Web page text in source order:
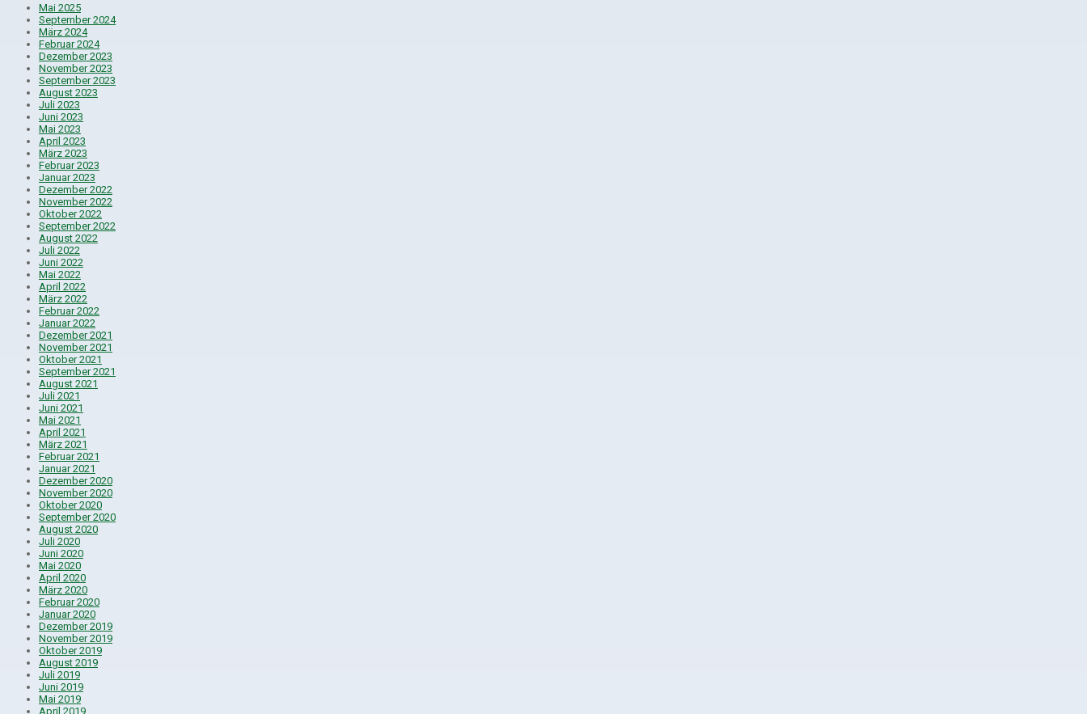
Mai 2025
September 2024
März 2024
Februar 2024
Dezember 2023
November 2023
September 2023
August 2023
Juli 2023
Juni 2023
Mai 2023
April 2023
März 2023
Februar 2023
Januar 2023
Dezember 2022
November 2022
Oktober 2022
September 2022
August 2022
Juli 2022
Juni 2022
Mai 2022
April 2022
März 2022
Februar 2022
Januar 2022
Dezember 2021
November 2021
Oktober 2021
September 2021
August 2021
Juli 2021
Juni 2021
Mai 2021
April 2021
März 2021
Februar 2021
Januar 2021
Dezember 2020
November 2020
Oktober 2020
September 2020
August 2020
Juli 2020
Juni 2020
Mai 2020
April 2020
März 2020
Februar 2020
Januar 2020
Dezember 2019
November 2019
Oktober 2019
August 2019
Juli 2019
Juni 2019
Mai 2019
April 2019